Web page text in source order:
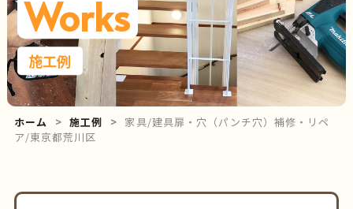
Works
施工例
ホーム 施工例
家具/建具扉・穴（パンチ穴）補修・リペ
ア/東京都荒川区